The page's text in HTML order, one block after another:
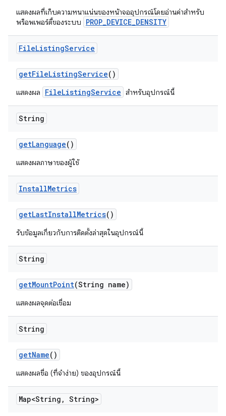
แสดงผลที่เก็บความหนาแน่นของหน้าจออุปกรณ์โดยอ่านค่าสำหรับ
พร็อพเพอร์ตี้ของระบบ
PROP_DEVICE_DENSITY
FileListingService
getFileListingService()
แสดงผล FileListingService สำหรับอุปกรณ์นี้
String
getLanguage()
แสดงผลภาษาของผู้ใช้
InstallMetrics
getLastInstallMetrics()
รับข้อมูลเกี่ยวกับการติดตั้งล่าสุดในอุปกรณ์นี้
String
getMountPoint(String name)
แสดงผลจุดต่อเชื่อม
String
getName()
แสดงผลชื่อ (ที่จำง่าย) ของอุปกรณ์นี้
Map<String , String>